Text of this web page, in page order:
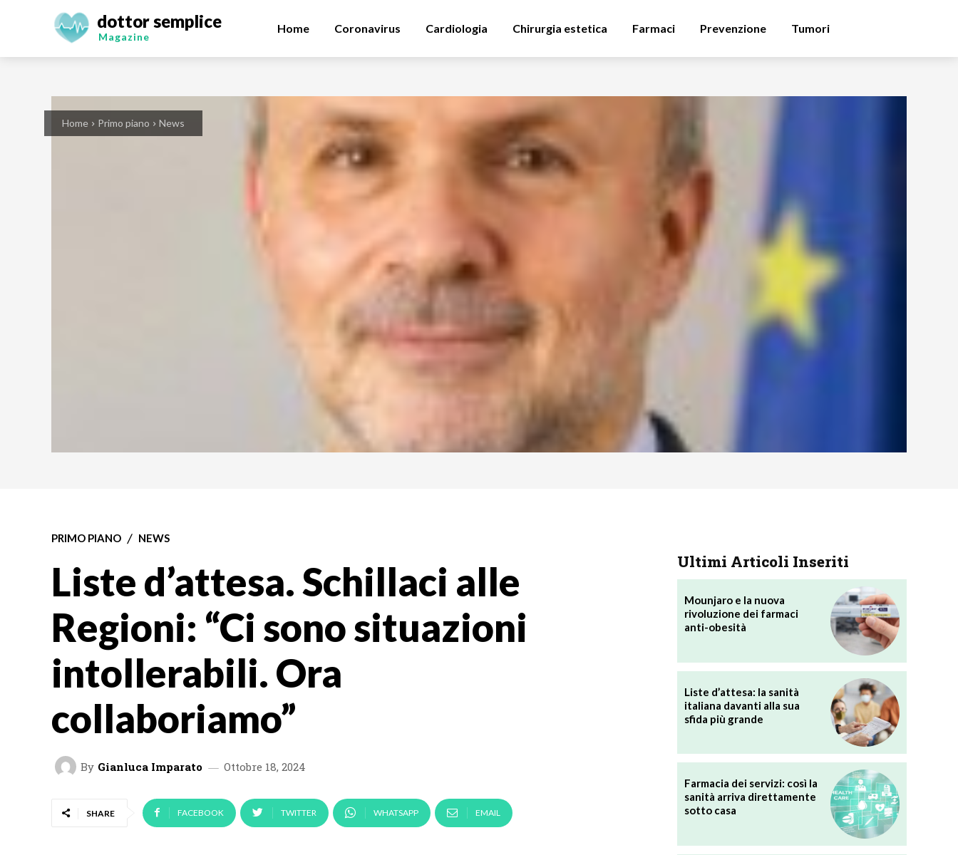
dottor semplice
Magazine
Home Coronavirus Cardiologia Chirurgia estetica Farmaci Prevenzione Tumori
Home Primo piano News
PRIMO PIANO NEWS
Liste d’attesa. Schillaci alle
Regioni: “Ci sono situazioni
intollerabili. Ora
collaboriamo”
By Gianluca Imparato Ottobre 18, 2024
SHARE FACEBOOK TWITTER WHATSAPP EMAIL
Ultimi Articoli Inseriti
Mounjaro e la nuova
rivoluzione dei farmaci
anti-obesità
Liste d’attesa: la sanità
italiana davanti alla sua
sfida più grande
Farmacia dei servizi: così la
sanità arriva direttamente
sotto casa